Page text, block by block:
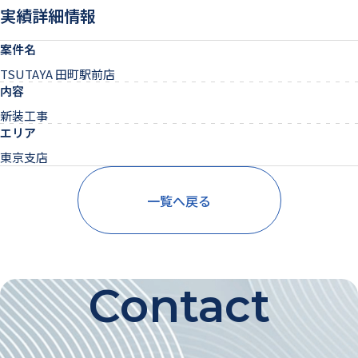
実績詳細情報
案件名
TSUTAYA 田町駅前店
内容
新装工事
エリア
東京支店
一覧へ戻る
Contact